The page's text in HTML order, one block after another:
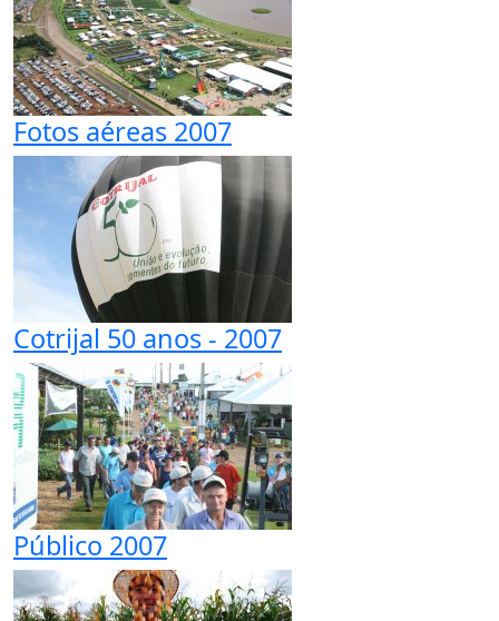
Fotos aéreas 2007
Cotrijal 50 anos - 2007
Público 2007